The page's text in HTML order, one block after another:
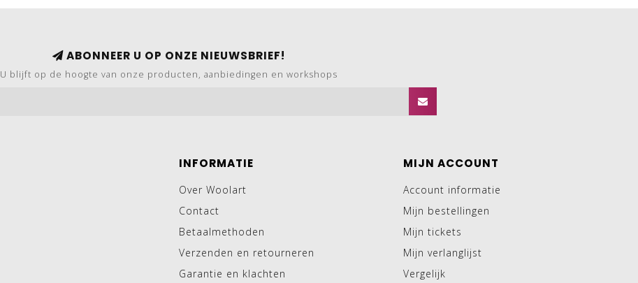
ABONNEER U OP ONZE NIEUWSBRIEF!
U blijft op de hoogte van onze producten, aanbiedingen en workshops
INFORMATIE
Over Woolart
Contact
Betaalmethoden
Verzenden en retourneren
Garantie en klachten
MIJN ACCOUNT
Account informatie
Mijn bestellingen
Mijn tickets
Mijn verlanglijst
Vergelijk